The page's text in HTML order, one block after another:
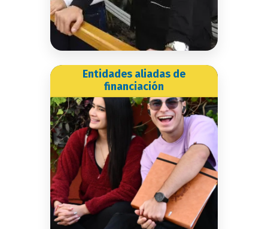
Conoce más
Entidades aliadas de
financiación
Entidades aliadas de
financiación
En la UAM tenemos
diferentes entidades aliadas
que te pueden ayudar a
financiar tus sueños de
estudiar en nuestra
universidad.